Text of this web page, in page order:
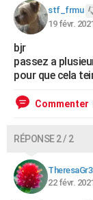
COPAINS D'AVANT
S'inscrire
Se connecter
Lycées
Collèges
Primaires
Universités
Entreprises
Service militaire
Avis de recherche
AVIS DE DÉCÈS
FORUM
Bricolage
Lifestyle
Culture
Sport
Auto
Television
Voyage
Cinema
stf_frmu
19 févr.
bjr
passez a
pour que cela
Commenter
RÉPONSE 2 / 2
TheresaGr3
22 févr.